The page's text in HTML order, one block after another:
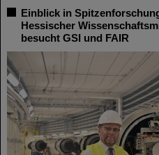
Einblick in
Hessischer
besucht GSI und FAIR